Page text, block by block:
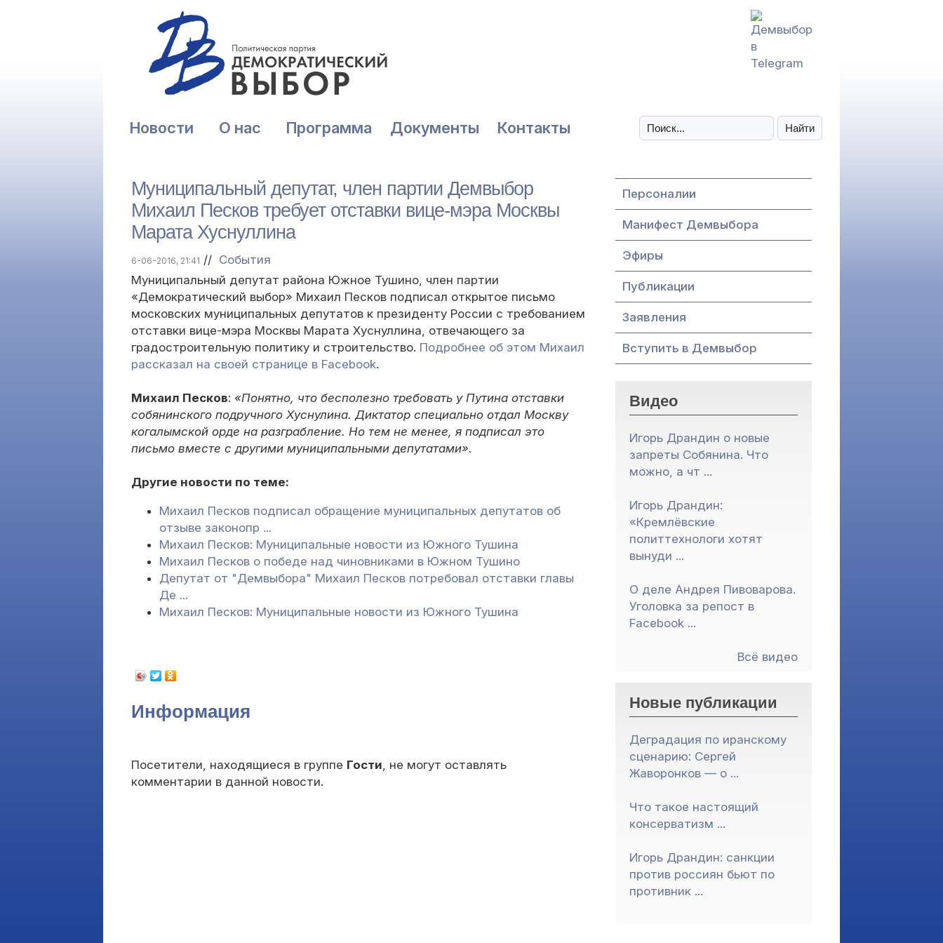
Новости О нас Программа Документы Контакты
Муниципальный депутат, член партии Демвыбор
Михаил Песков требует отставки вице-мэра Москвы
Марата Хуснуллина
6-06-2016, 21:41 // События
Муниципальный депутат района Южное Тушино, член партии
«Демократический выбор» Михаил Песков подписал открытое письмо
московских муниципальных депутатов к президенту России с требованием
отставки вице-мэра Москвы Марата Хуснуллина, отвечающего за
градостроительную политику и строительство. Подробнее об этом Михаил
рассказал на своей странице в Facebook.
Михаил Песков: «Понятно, что бесполезно требовать у Путина отставки
собянинского подручного Хуснулина. Диктатор специально отдал Москву
когалымской орде на разграбление. Но тем не менее, я подписал это
письмо вместе с другими муниципальными депутатами».
Другие новости по теме:
Михаил Песков подписал обращение муниципальных депутатов об
отзыве законопр ...
Михаил Песков: Муниципальные новости из Южного Тушина
Михаил Песков о победе над чиновниками в Южном Тушино
Депутат от "Демвыбора" Михаил Песков потребовал отставки главы
Де ...
Михаил Песков: Муниципальные новости из Южного Тушина
Информация
Посетители, находящиеся в группе Гости, не могут оставлять
комментарии в данной новости.
Персоналии
Манифест Демвыбора
Эфиры
Публикации
Заявления
Вступить в Демвыбор
Видео
Игорь Драндин о новые
запреты Собянина. Что
можно, а чт ...
Игорь Драндин:
«Кремлёвские
политтехнологи хотят
вынуди ...
О деле Андрея Пивоварова.
Уголовка за репост в
Facebook ...
Всё видео
Новые публикации
Деградация по иранскому
сценарию: Сергей
Жаворонков — о ...
Что такое настоящий
консерватизм ...
Игорь Драндин: санкции
против россиян бьют по
противник ...